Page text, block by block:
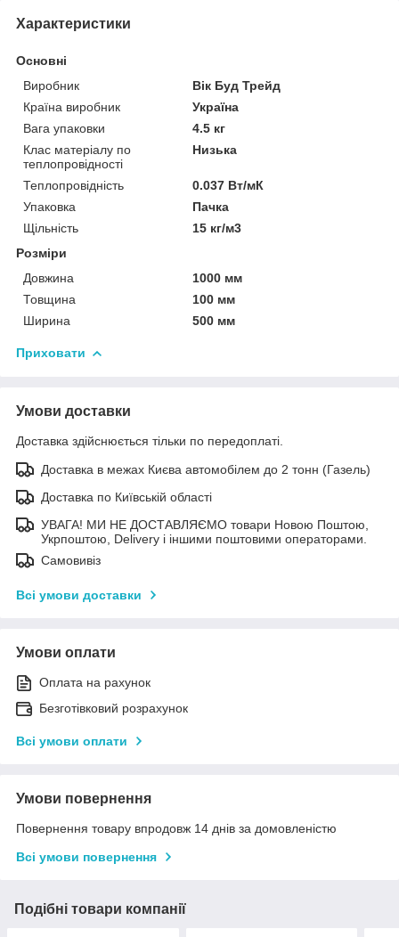
Характеристики
Основні
Виробник
Вік Буд Трейд
Країна виробник
Україна
Вага упаковки
4.5 кг
Клас матеріалу по
теплопровідності
Низька
Теплопровідність
0.037 Вт/мК
Упаковка
Пачка
Щільність
15 кг/м3
Розміри
Довжина
1000 мм
Товщина
100 мм
Ширина
500 мм
Приховати
Умови доставки
Доставка здійснюється тільки по передоплаті.
Доставка в межах Києва автомобілем до 2 тонн (Газель)
Доставка по Київській області
УВАГА! МИ НЕ ДОСТАВЛЯЄМО товари Новою Поштою,
Укрпоштою, Delivery і іншими поштовими операторами.
Самовивіз
Всі умови доставки
Умови оплати
Оплата на рахунок
Безготівковий розрахунок
Всі умови оплати
Умови повернення
Повернення товару впродовж 14 днів за домовленістю
Всі умови повернення
Подібні товари компанії